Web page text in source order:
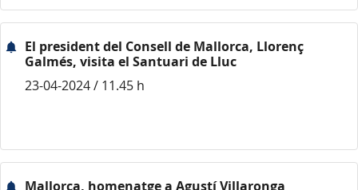
El president del Consell de Mallorca, Llorenç
Galmés, visita el Santuari de Lluc
23-04-2024 / 11.45 h
Mallorca, homenatge a Agustí Villaronga